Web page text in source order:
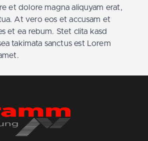
et dolore magna aliquyam erat,
At vero eos et accusam et
et ea rebum. Stet clita kasd
takimata sanctus est Lorem